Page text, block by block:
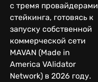
с тремя провайдерами
стейкинга, готовясь к
запуску собственной
коммерческой сети
MAVAN (Made in
America VAlidator
Network) в 2026 году.